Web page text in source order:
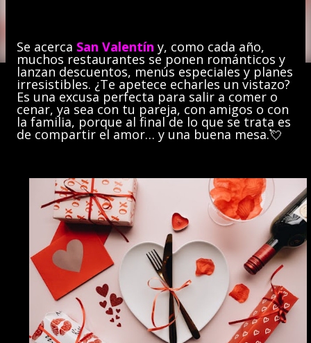
Se acerca San Valentín y, como cada año,
muchos restaurantes se ponen románticos y
lanzan descuentos, menús especiales y planes
irresistibles. ¿Te apetece echarles un vistazo?
Es una excusa perfecta para salir a comer o
cenar, ya sea con tu pareja, con amigos o con
la familia, porque al final de lo que se trata es
de compartir el amor… y una buena mesa.💘